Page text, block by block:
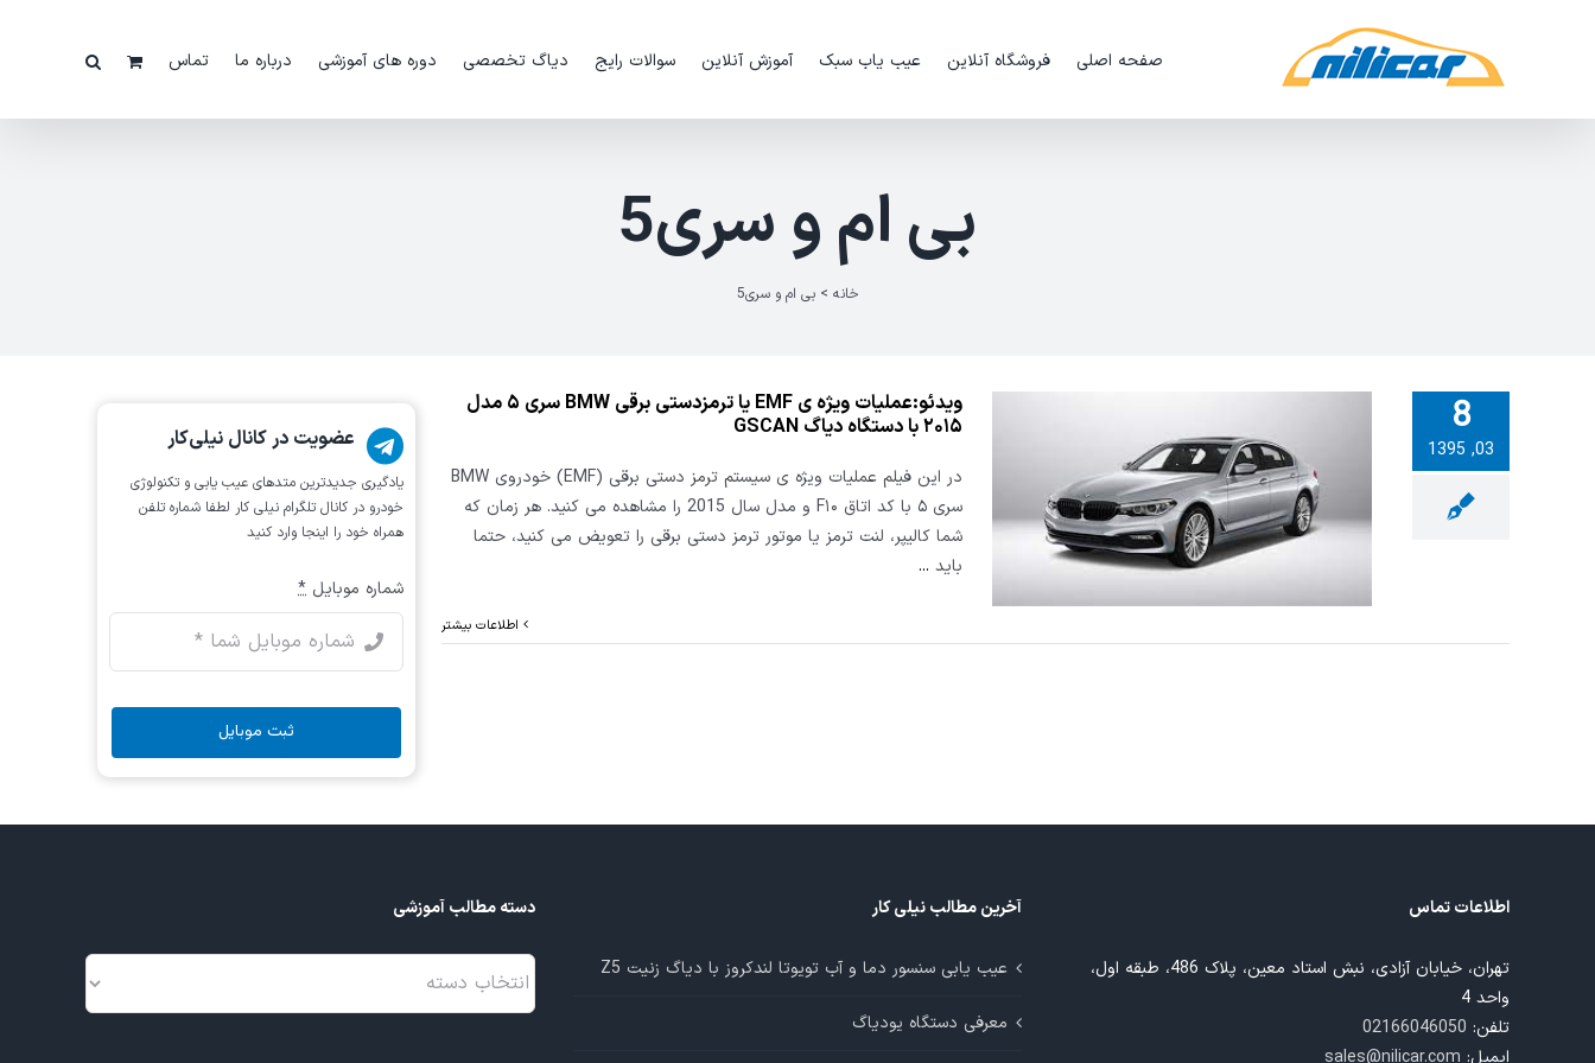
صفحه اصلی فروشگاه آنلاین عیب یاب سبک آموزش آنلاین سوالات رایج دیاگ تخصصی دوره های آموزشی درباره ما تماس
بی ام و سری5
خانه >بی ام و سری5
8
03, 1395
ترمزدستی برقی BMW سری ۵ مدل
ویدئو:عملیات ویژه ی EMF یا ترمزدستی برقی BMW سری ۵ مدل
۲۰۱۵ با دستگاه دیاگ GSCAN
در این فیلم عملیات ویژه ی سیستم ترمز دستی برقی (EMF) خودروی BMW
سری ۵ با کد اتاق F۱۰ و مدل سال 2015 را مشاهده می کنید. هر زمان که
شما کالیپر، لنت ترمز یا موتور ترمز دستی برقی را تعویض می کنید، حتما
باید ...
اطلاعات بیشتر
عضویت در کانال نیلی‌کار
یادگیری جدیدترین متد‌های عیب یابی‌ و تکنولوژی
خودرو در کانال تلگرام نیلی کار لطفا شماره تلفن
همراه خود را اینجا وارد کنید
شماره موبایل *
ثبت موبایل
اطلاعات تماس
تهران، خیابان آزادی، نبش استاد معین، پلاک 486، طبقه اول،
واحد 4
تلفن: 02166046050
ایمیل: sales@nilicar.com
آخرین مطالب نیلی کار
عیب یابی سنسور دما و آب تویوتا لندکروز با دیاگ زنیت Z5
معرفی دستگاه یودیاگ
دسته مطالب آموزشی
دسته